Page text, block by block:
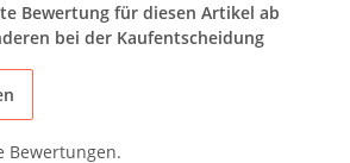
Bewertung für diesen Artikel ab
bei der Kaufentscheidung
Bewertungen.